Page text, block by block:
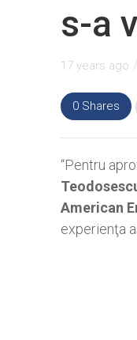
s-a
17 years ago /
0 Shares
“Pentru
American
experienţa